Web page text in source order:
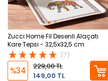
Zucci Home Fil Desenli Alaçatı
Kare Tepsi - 32,5x32,5 cm
(7)
%34
229,00 TL
149,00 TL